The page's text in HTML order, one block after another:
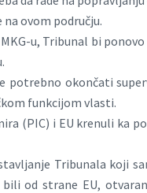
ovom području.
u, Tribunal bi
potrebno okončati
funkcijom vlasti.
(PIC) i EU krenuli ka
Tribunala koji
od strane EU,